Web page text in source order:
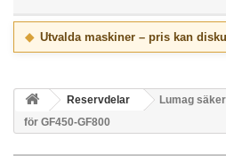
◆ Utvalda maskiner – pris kan
Reservdelar
Lumag
för GF450-GF800